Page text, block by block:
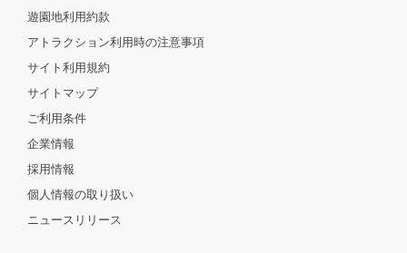
遊園地利用約款
アトラクション利用時の注意事項
サイト利用規約
サイトマップ
ご利用条件
企業情報
採用情報
個人情報の取り扱い
ニュースリリース